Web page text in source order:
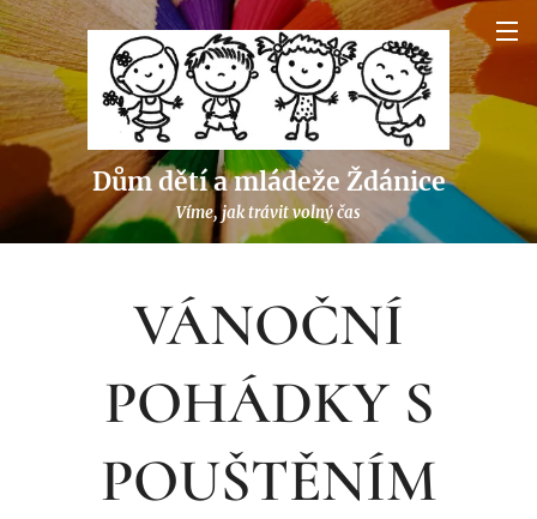
Dům dětí a mládeže Ždánice
Víme, jak trávit volný čas
VÁNOČNÍ
POHÁDKY S
POUŠTĚNÍM